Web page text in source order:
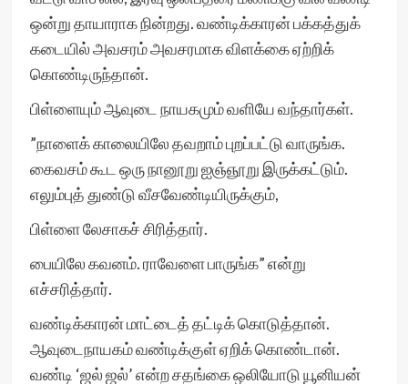
ஒன்று தாயாராக நின்றது. வண்டிக்காரன் பக்கத்துக்
கடையில் அவசரம் அவசரமாக விளக்கை ஏற்றிக்
கொண்டிருந்தான்.
பிள்ளையும் ஆவுடை நாயகமும் வளியே வந்தார்கள்.
”நாளைக் காலையிலே தவறாம் புறப்பட்டு வாருங்க.
கைவசம் கூட ஒரு நானூறு ஐஞ்ஞூறு இருக்கட்டும்.
எலும்புத் துண்டு வீசவேண்டியிருக்கும்,
பிள்ளை லேசாகச் சிரித்தார்.
பையிலே கவனம். ராவேளை பாருங்க” என்று
எச்சரித்தார்.
வண்டிக்காரன் மாட்டைத் தட்டிக் கொடுத்தான்.
ஆவுடைநாயகம் வண்டிக்குள் ஏறிக் கொண்டான்.
வண்டி ‘ஜல் ஜல்’ என்ற சதங்கை ஒலியோடு யூனியன்